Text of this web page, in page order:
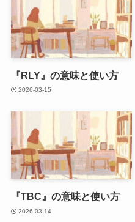
『RLY』の意味と使い方
2026-03-15
『TBC』の意味と使い方
2026-03-14